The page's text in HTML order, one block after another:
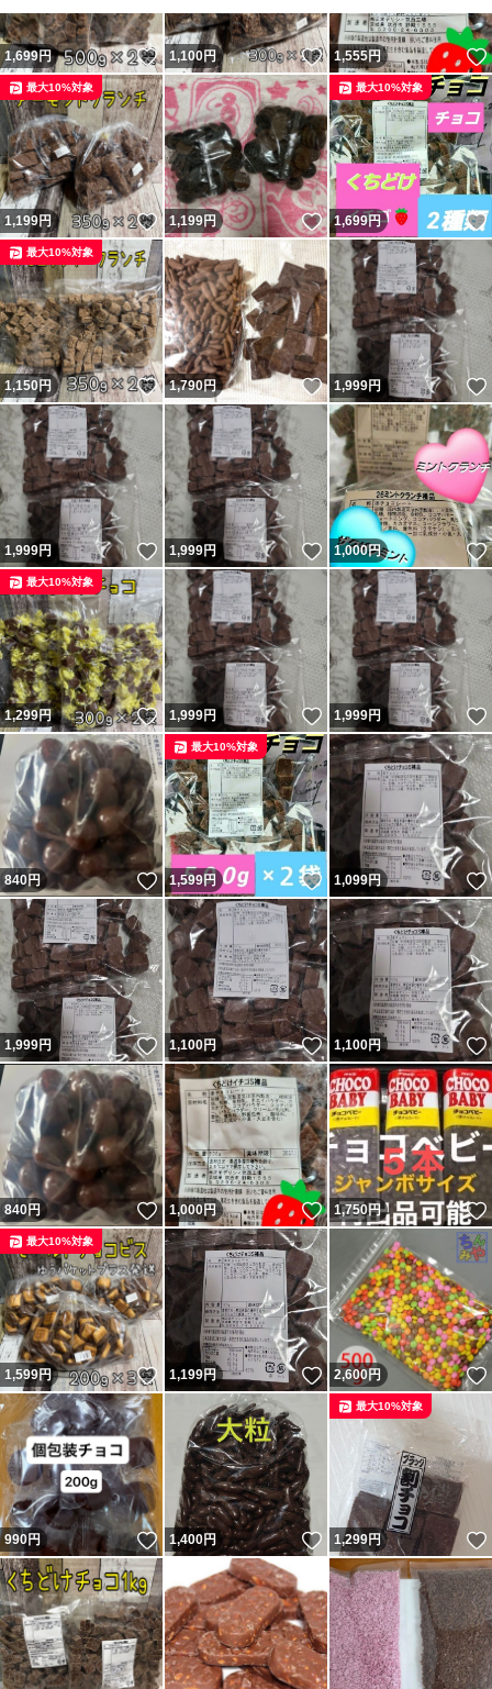
1,699円 いいね！
1,100円 いいね！
1,555円
1,199円 いいね！
最大10%対象
1,199円 いいね！
1,699円
最大10%対象
1,150円 いいね！
最大10%対象
1,790円 いいね！
1,999円
1,999円 いいね！
1,999円 いいね！
1,000円
1,299円 いいね！
最大10%対象
1,999円 いいね！
1,999円
840円 いいね！
1,599円 いいね！
最大10%対象
1,099円
1,999円 いいね！
1,100円 いいね！
1,100円
840円 いいね！
1,000円 いいね！
1,750円
1,599円 いいね！
最大10%対象
1,199円 いいね！
2,600円
990円 いいね！
1,400円 いいね！
1,299円
最大10%対象